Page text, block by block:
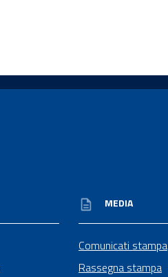
MEDIA
Comunicati stampa
Rassegna stampa